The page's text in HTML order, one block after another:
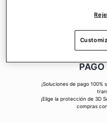
PAGO
¡Soluciones de pago
¡Elige la protección de 3D
compras